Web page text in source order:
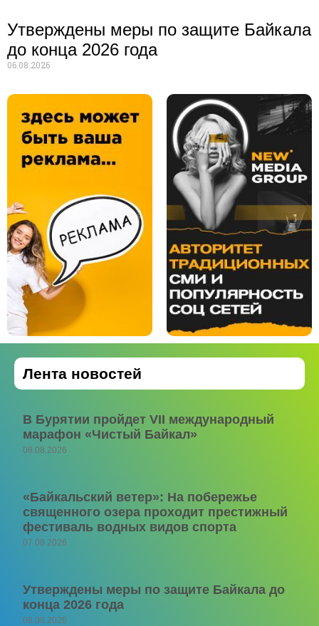
Утверждены меры по защите Байкала
до конца 2026 года
06.08.2026
Лента новостей
В Бурятии пройдет VII международный
марафон «Чистый Байкал»
08.08.2026
«Байкальский ветер»: На побережье
священного озера проходит престижный
фестиваль водных видов спорта
07.08.2026
Утверждены меры по защите Байкала до
конца 2026 года
06.08.2026